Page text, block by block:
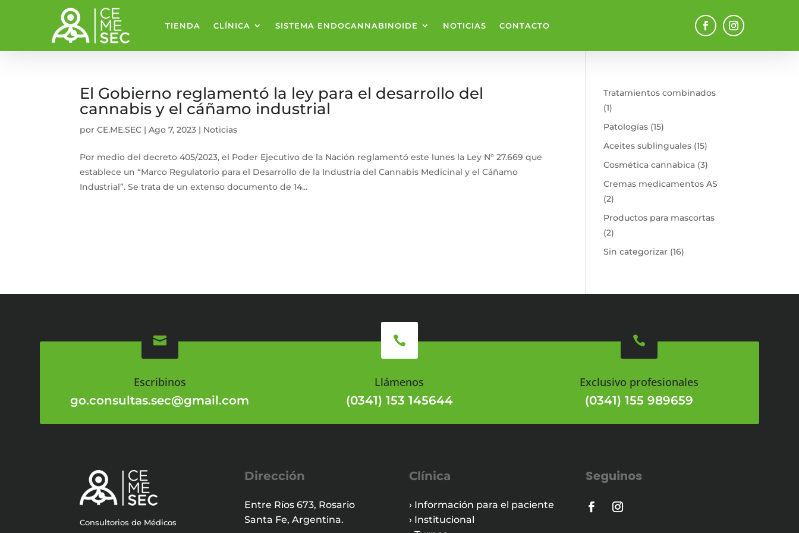
TIENDA CLÍNICA SISTEMA ENDOCANNABINOIDE NOTICIAS CONTACTO
El Gobierno reglamentó la ley para el desarrollo del
cannabis y el cáñamo industrial
porCE.ME.SEC |Ago 7, 2023 | Noticias
Por medio del decreto 405/2023, el Poder Ejecutivo de la Nación reglamentó este lunes la Ley N° 27.669 que
establece un “Marco Regulatorio para el Desarrollo de la Industria del Cannabis Medicinal y el Cáñamo
Industrial”. Se trata de un extenso documento de 14...
Tratamientos combinados
11
producto
Patologías 1515
productos
Aceites sublinguales 1515
productos
Cosmética cannabica 33
productos
Cremas medicamentos AS
22
productos
Productos para mascortas
22
productos
Sin categorizar 1616

Escribinos
go.consultas.sec@gmail.com

Llámenos
(0341) 153 145644

Exclusivo profesionales
(0341) 155 989659
Consultorios de Médicos
Dirección
Entre Ríos 673, Rosario
Santa Fe, Argentina.
Clínica
› Información para el paciente
› Institucional
Seguinos